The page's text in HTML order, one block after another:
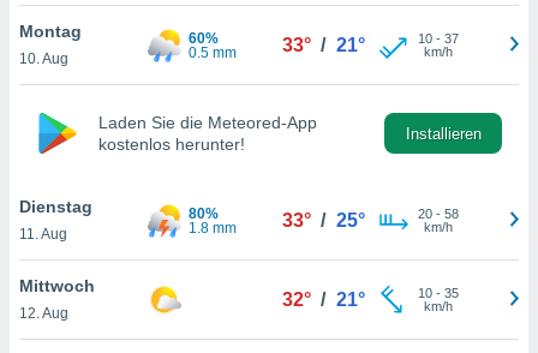
finden
. Sie
jederzeit
Sie
Montag
10. Aug
60%
0.5 mm
33° / 21° 10- 37
km/h
Laden Sie die Meteored-App
kostenlos herunter!
Installieren
Dienstag
11. Aug
80%
1.8 mm
33° / 25° 20- 58
km/h
Mittwoch
12. Aug
32° / 21° 10- 35
km/h